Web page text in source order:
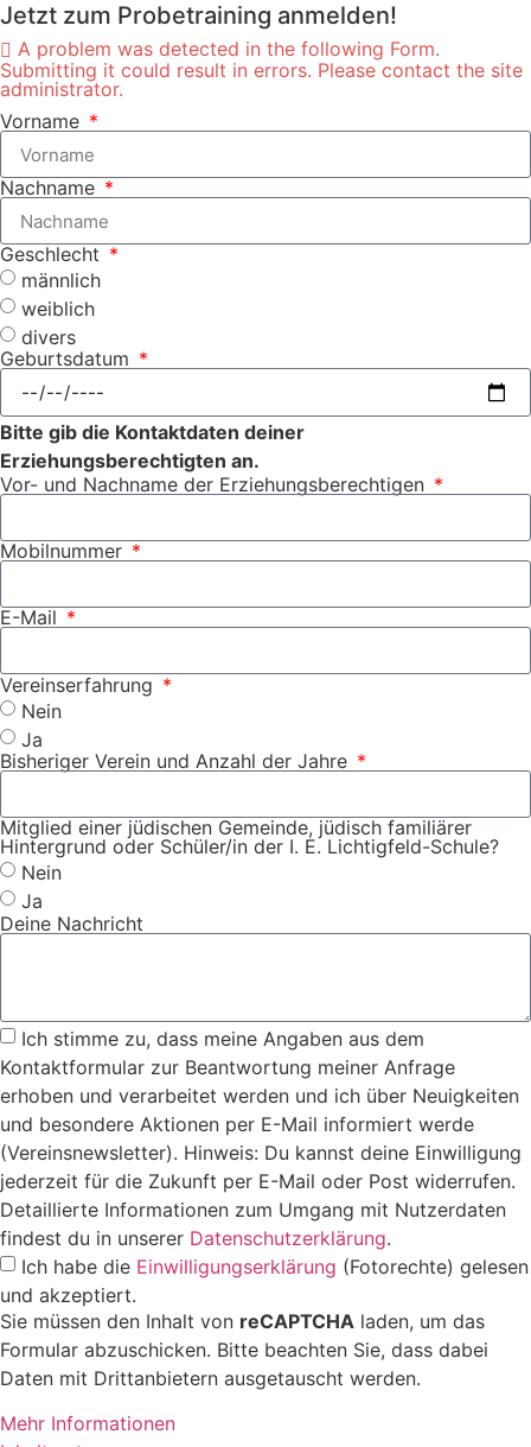
Jetzt zum Probetraining anmelden!
A problem was detected in the following Form.
Submitting it could result in errors. Please contact the site
administrator.
Vorname
Nachname
Geschlecht
männlich
weiblich
divers
Geburtsdatum
Bitte gib die Kontaktdaten deiner
Erziehungsberechtigten an.
Vor- und Nachname der Erziehungsberechtigen
Mobilnummer
E-Mail
Vereinserfahrung
Nein
Ja
Bisheriger Verein und Anzahl der Jahre
Mitglied einer jüdischen Gemeinde, jüdisch familiärer
Hintergrund oder Schüler/in der I. E. Lichtigfeld-Schule?
Nein
Ja
Deine Nachricht
Ich stimme zu, dass meine Angaben aus dem
Kontaktformular zur Beantwortung meiner Anfrage
erhoben und verarbeitet werden und ich über Neuigkeiten
und besondere Aktionen per E-Mail informiert werde
(Vereinsnewsletter). Hinweis: Du kannst deine Einwilligung
jederzeit für die Zukunft per E-Mail oder Post widerrufen.
Detaillierte Informationen zum Umgang mit Nutzerdaten
findest du in unserer Datenschutzerklärung.
Ich habe die Einwilligungserklärung (Fotorechte) gelesen
und akzeptiert.
Sie müssen den Inhalt von reCAPTCHA laden, um das
Formular abzuschicken. Bitte beachten Sie, dass dabei
Daten mit Drittanbietern ausgetauscht werden.
Mehr Informationen